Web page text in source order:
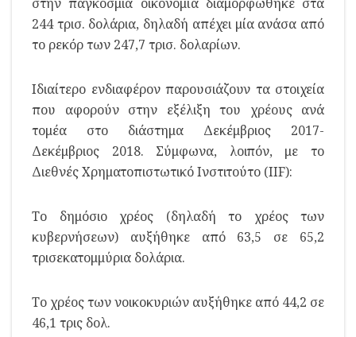
244 τρισ. δολάρια, δηλαδή απέχει μία ανάσα από
το ρεκόρ των 247,7 τρισ. δολαρίων.
Ιδιαίτερο ενδιαφέρον παρουσιάζουν τα στοιχεία
που αφορούν στην εξέλιξη του χρέους ανά
τομέα στο διάστημα Δεκέμβριος 2017-
Δεκέμβριος 2018. Σύμφωνα, λοιπόν, με το
Διεθνές Χρηματοπιστωτικό Ινστιτούτο (ΙΙF):
Το δημόσιο χρέος (δηλαδή το χρέος των
κυβερνήσεων) αυξήθηκε από 63,5 σε 65,2
τρισεκατομμύρια δολάρια.
Το χρέος των νοικοκυριών αυξήθηκε από 44,2 σε
46,1 τρις δολ.